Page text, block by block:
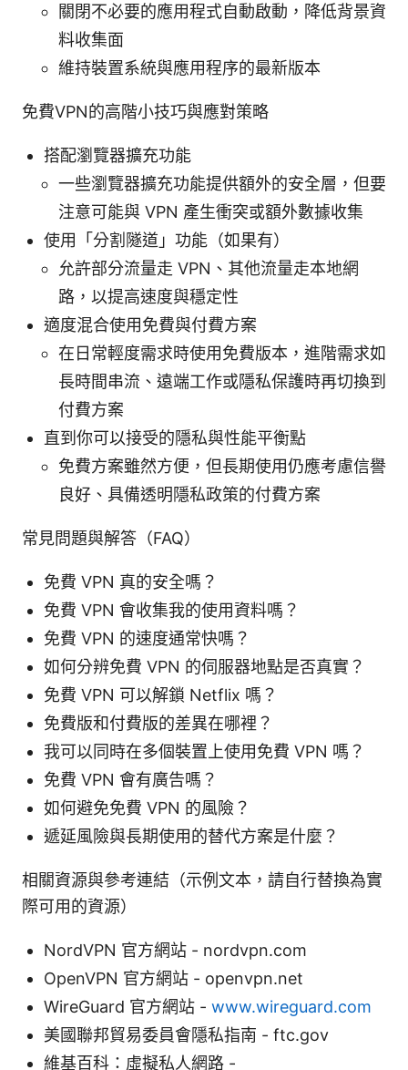
關閉不必要的應用程式自動啟動，降低背景資
料收集面
維持裝置系統與應用程序的最新版本
免費VPN的高階小技巧與應對策略
搭配瀏覽器擴充功能
一些瀏覽器擴充功能提供額外的安全層，但要
注意可能與 VPN 產生衝突或額外數據收集
使用「分割隧道」功能（如果有）
允許部分流量走 VPN、其他流量走本地網
路，以提高速度與穩定性
適度混合使用免費與付費方案
在日常輕度需求時使用免費版本，進階需求如
長時間串流、遠端工作或隱私保護時再切換到
付費方案
直到你可以接受的隱私與性能平衡點
免費方案雖然方便，但長期使用仍應考慮信譽
良好、具備透明隱私政策的付費方案
常見問題與解答（FAQ）
免費 VPN 真的安全嗎？
免費 VPN 會收集我的使用資料嗎？
免費 VPN 的速度通常快嗎？
如何分辨免費 VPN 的伺服器地點是否真實？
免費 VPN 可以解鎖 Netflix 嗎？
免費版和付費版的差異在哪裡？
我可以同時在多個裝置上使用免費 VPN 嗎？
免費 VPN 會有廣告嗎？
如何避免免費 VPN 的風險？
遞延風險與長期使用的替代方案是什麼？
相關資源與參考連結（示例文本，請自行替換為實
際可用的資源）
NordVPN 官方網站 - nordvpn.com
OpenVPN 官方網站 - openvpn.net
WireGuard 官方網站 - www.wireguard.com
美國聯邦貿易委員會隱私指南 - ftc.gov
維基百科：虛擬私人網路 -